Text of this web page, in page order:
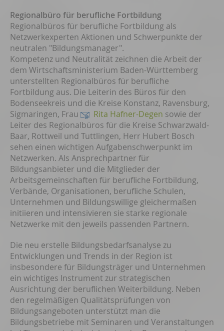
Regionalbüro für berufliche Fortbildung
Regionalbüros für berufliche Fortbildung als
Netzwerkexperten Aktionen und Schwerpunkte der
neutralen "Bildungsmanager".
Kompetenz und Neutralität zeichnen die Arbeit der
dem Wirtschaftsministerium Baden-Württemberg
unterstellten Regionalbüros für berufliche
Fortbildung aus. Die Leiterin des Büros für den
Bodenseekreis und die Kreise Konstanz, Ravensburg,
Sigmaringen, Frau
Rita Hafner-Degen sowie der
Leiter des Regionalbüros für die Kreise Schwarzwald-
Baar, Rottweil und Tuttlingen, Herr Hubert Bosch
sehen einen wichtigen Aufgabenschwerpunkt im
Netzwerken. Als Ansprechpartner für
Bildungsanbieter und die Mitglieder der
Arbeitsgemeinschaften für berufliche Fortbildung,
Verbände, Organisationen, berufliche Schulen,
Unternehmen und Bildungswillige gleichermaßen
initiieren und intensivieren sie starke regionale
Netzwerke mit den jeweils passenden Partnern.
Die neu erstelle Bildungsbedarfsanalyse zu
Entwicklungen und Trends in der Region ist
insbesondere für Bildungsträger und Unternehmen
ein wichtiges Instrument zur strategischen
Ausrichtung der beruflichen Weiterbildung. Neben
den regelmäßigen Qualitätsprüfungen von
Bildungsangeboten unterstützt man die
Bildungsbetriebe mit Seminaren und Veranstaltungen